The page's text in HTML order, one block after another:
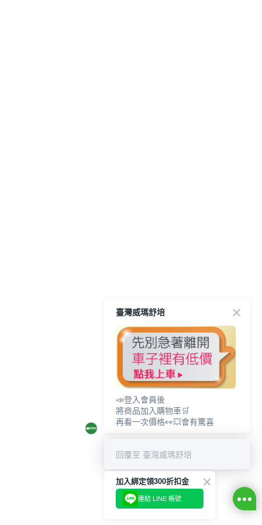
臺灣威瑪舒培
📣登入會員後
將商品加入購物車🛒
再看一次價格👀💥會有驚喜
回覆至 臺灣威瑪舒培
加入綁定領300折扣金
連結 LINE 帳號